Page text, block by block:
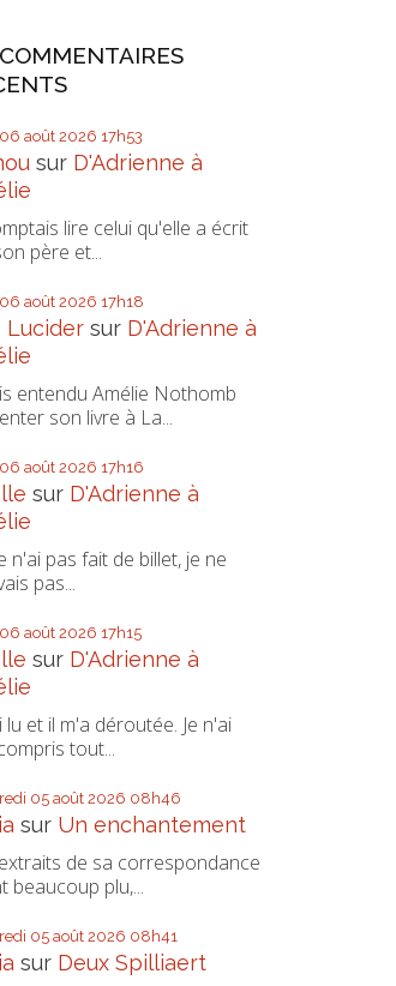
COMMENTAIRES
août 2026 17h53
sur D'Adrienne à
lire celui qu'elle a écrit
père et...
août 2026 17h18
Lucidersur D'Adrienne à
entendu Amélie Nothomb
son livre à La...
août 2026 17h16
sur D'Adrienne à
n'ai pas fait de billet, je ne
pas...
août 2026 17h15
sur D'Adrienne à
lu et il m'a déroutée. Je n'ai
tout...
05 août 2026 08h46
sur Un enchantement
de sa correspondance
beaucoup plu,...
05 août 2026 08h41
sur Deux Spilliaert